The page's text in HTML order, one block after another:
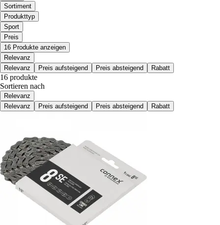
Sortiment
Produkttyp
Sport
Preis
16 Produkte anzeigen
Relevanz
Relevanz
Preis aufsteigend Preis absteigend Rabatt
16 produkte
Sortieren nach
Relevanz
Relevanz
Preis aufsteigend Preis absteigend Rabatt